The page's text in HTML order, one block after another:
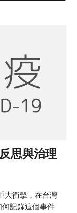
思與治理
大衝擊，在台灣
記錄這個事件